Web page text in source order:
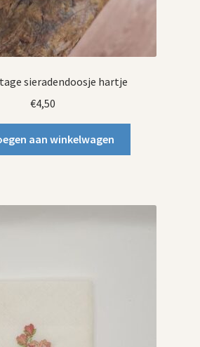
sieradendoosje hartje
€4,50
aan winkelwagen